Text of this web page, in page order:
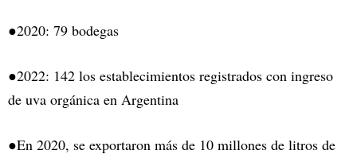
●2020: 79 bodegas
●2022: 142 los establecimientos registrados con ingreso
de uva orgánica en Argentina
●En 2020, se exportaron más de 10 millones de litros de